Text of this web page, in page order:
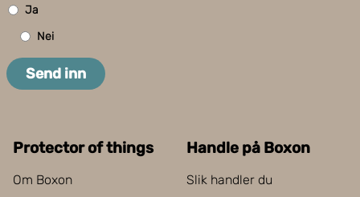
Ja
Nei
Send inn
Protector of things
Om Boxon
Handle på Boxon
Slik handler du